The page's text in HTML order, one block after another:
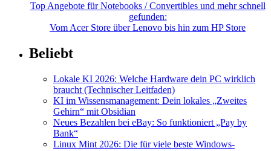
Top Angebote für Notebooks / Convertibles und mehr schnell
gefunden:
Vom Acer Store über Lenovo bis hin zum HP Store
Beliebt
Lokale KI 2026: Welche Hardware dein PC wirklich
braucht (Technischer Leitfaden)
KI im Wissensmanagement: Dein lokales „Zweites
Gehirn“ mit Obsidian
Neues Bezahlen bei eBay: So funktioniert „Pay by
Bank“
Linux Mint 2026: Die für viele beste Windows-